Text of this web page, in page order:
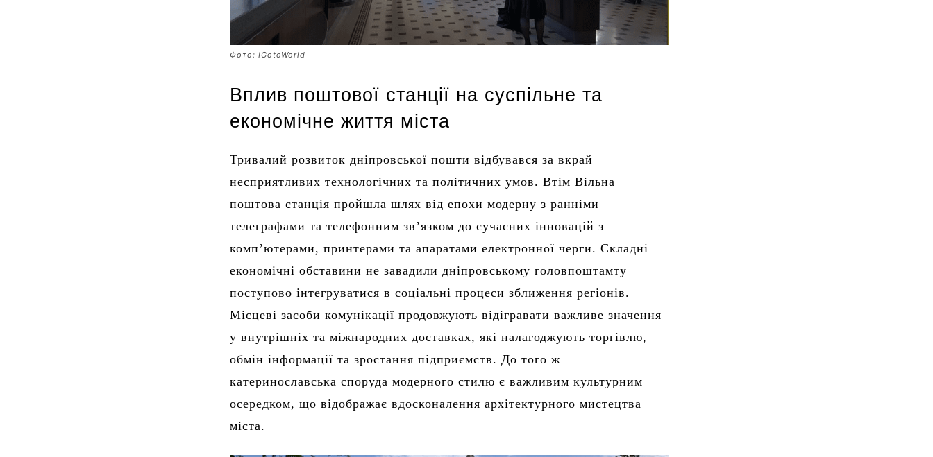
Фото: IGotoWorld
Вплив поштової станції на суспільне та
економічне життя міста
Тривалий розвиток дніпровської пошти відбувався за вкрай
несприятливих технологічних та політичних умов. Втім Вільна
поштова станція пройшла шлях від епохи модерну з ранніми
телеграфами та телефонним зв’язком до сучасних інновацій з
комп’ютерами, принтерами та апаратами електронної черги. Складні
економічні обставини не завадили дніпровському головпоштамту
поступово інтегруватися в соціальні процеси зближення регіонів.
Місцеві засоби комунікації продовжують відігравати важливе значення
у внутрішніх та міжнародних доставках, які налагоджують торгівлю,
обмін інформації та зростання підприємств. До того ж
катеринославська споруда модерного стилю є важливим культурним
осередком, що відображає вдосконалення архітектурного мистецтва
міста.